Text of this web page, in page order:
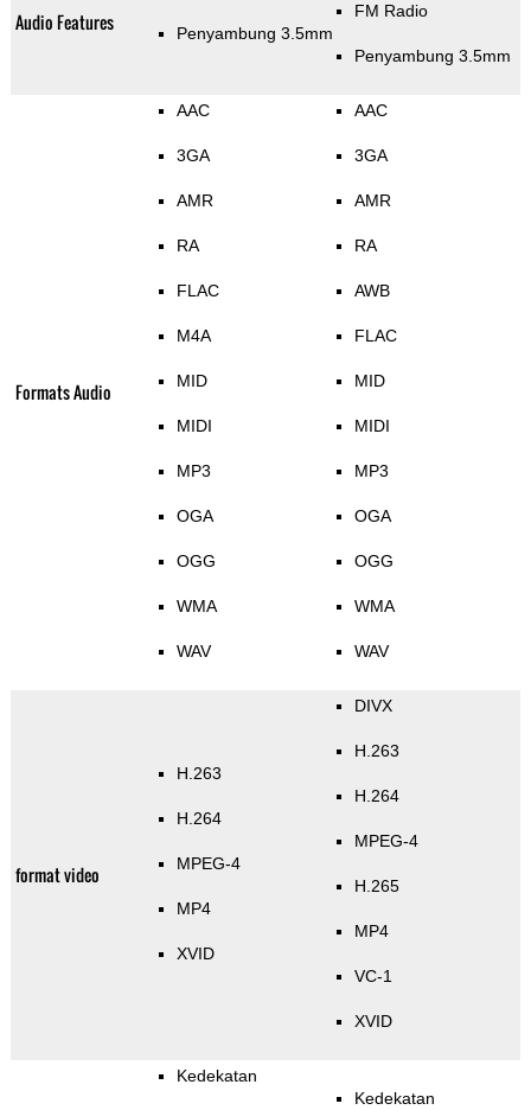
Audio Features Penyambung 3.5mm
FM Radio
Penyambung 3.5mm
Formats Audio
AAC
3GA
AMR
RA
FLAC
M4A
MID
MIDI
MP3
OGA
OGG
WMA
WAV
AAC
3GA
AMR
RA
AWB
FLAC
MID
MIDI
MP3
OGA
OGG
WMA
WAV
format video
H.263
H.264
MPEG-4
MP4
XVID
DIVX
H.263
H.264
MPEG-4
H.265
MP4
VC-1
XVID
Kedekatan
Kedekatan